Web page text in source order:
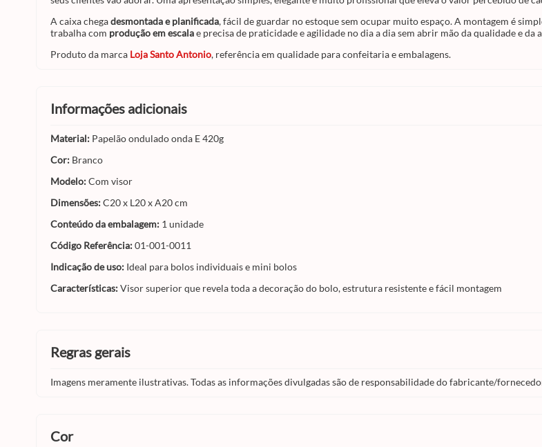
A caixa chegadesmontada e planificada, fácil de guardar no estoque sem ocupar muito espaço. A montagem é
trabalha com produção em escalae precisa de praticidade e agilidade no dia a dia sem abrir mão da qualidade e
Produto da marca Loja Santo Antonio, referência em qualidade para confeitaria e embalagens.
informações adicionais
Material: Papelão ondulado onda E 420g
Cor: Branco
Modelo:Com visor
Dimensões:C20 x L20 x A20 cm
Conteúdo da embalagem: 1 unidade
Código Referência:01-001-0011
Indicação de uso: Ideal para bolos individuais e mini bolos
Características:Visor superior que revela toda a decoração do bolo, estrutura resistente e fácil montagem
regras gerais
Imagens meramente ilustrativas. Todas as informações divulgadas são de responsabilidade do fabricante/
cor